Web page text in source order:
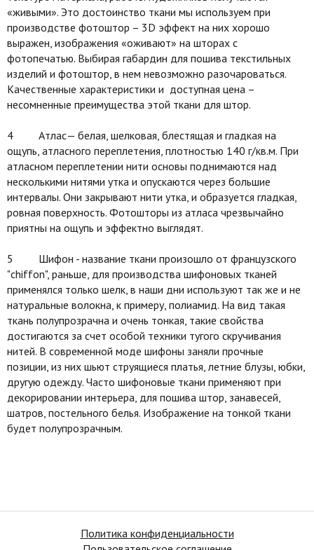
«живыми». Это достоинство ткани мы используем при
производстве фотоштор – 3D эффект на них хорошо
выражен, изображения «оживают» на шторах с
фотопечатью. Выбирая габардин для пошива текстильных
изделий и фотоштор, в нем невозможно разочароваться.
Качественные характеристики и доступная цена –
несомненные преимущества этой ткани для штор.
4 Атлас— белая, шелковая, блестящая и гладкая на
ощупь, атласного переплетения, плотностью 140 г/кв.м. При
атласном переплетении нити основы поднимаются над
несколькими нитями утка и опускаются через большие
интервалы. Они закрывают нити утка, и образуется гладкая,
ровная поверхность. Фотошторы из атласа чрезвычайно
приятны на ощупь и эффектно выглядят.
5 Шифон - название ткани произошло от французского
"chiffon", раньше, для производства шифоновых тканей
применялся только шелк, в наши дни используют так же и не
натуральные волокна, к примеру, полиамид. На вид такая
ткань полупрозрачна и очень тонкая, такие свойства
достигаются за счет особой техники тугого скручивания
нитей. В современной моде шифоны заняли прочные
позиции, из них шьют струящиеся платья, летние блузы, юбки,
другую одежду. Часто шифоновые ткани применяют при
декорировании интерьера, для пошива штор, занавесей,
шатров, постельного белья. Изображение на тонкой ткани
будет полупрозрачным.
Политика конфиденциальности